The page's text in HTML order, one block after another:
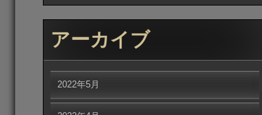
アーカイブ
2022年5月